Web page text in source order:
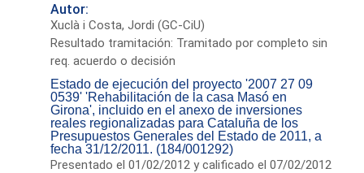
Autor:
Xuclà i Costa, Jordi (GC-CiU)
Resultado tramitación: Tramitado por completo sin
req. acuerdo o decisión
Estado de ejecución del proyecto '2007 27 09
0539' 'Rehabilitación de la casa Masó en
Girona', incluido en el anexo de inversiones
reales regionalizadas para Cataluña de los
Presupuestos Generales del Estado de 2011, a
fecha 31/12/2011. (184/001292)
Presentado el 01/02/2012 y calificado el 07/02/2012